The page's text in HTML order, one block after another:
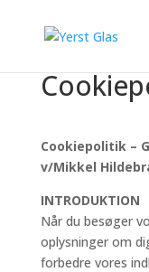
Cookiepolitik –
v/Mikkel
INTRODUKTION
Når du besøger
oplysninger om
forbedre vores